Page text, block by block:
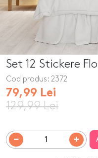
Set 12 Stickere
Cod produs: 2372
79,99 Lei
129,99 Lei